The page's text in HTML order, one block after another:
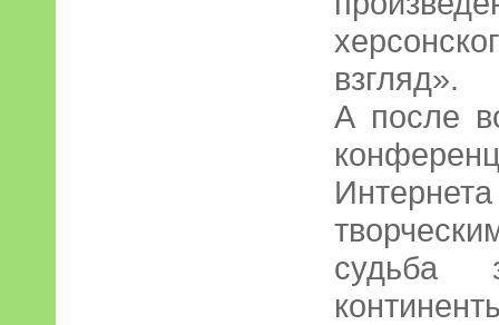
взгляд».
А после
судьба